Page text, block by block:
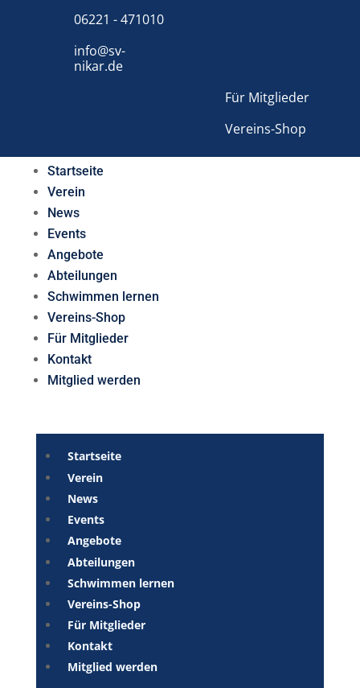
06221 - 471010
info@sv-
nikar.de
Für Mitglieder
Vereins-Shop
Startseite
Verein
News
Events
Angebote
Abteilungen
Schwimmen lernen
Vereins-Shop
Für Mitglieder
Kontakt
Mitglied werden
Startseite
Verein
News
Events
Angebote
Abteilungen
Schwimmen lernen
Vereins-Shop
Für Mitglieder
Kontakt
Mitglied werden